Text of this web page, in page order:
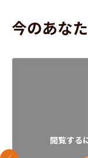
今のあな
閲覧する